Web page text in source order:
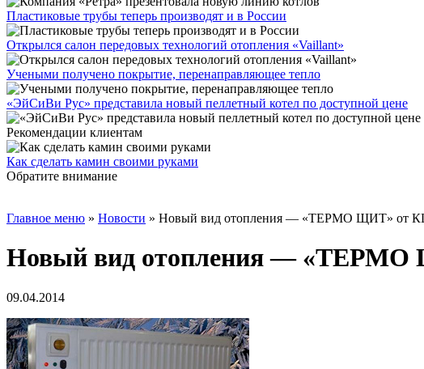
Пластиковые трубы теперь производят и в России
Открылся салон передовых технологий отопления «Vaillant»
Учеными получено покрытие, перенаправляющее тепло
«ЭйСиВи Рус» представила новый пеллетный котел по доступной цене
Рекомендации клиентам
Как сделать камин своими руками
Обратите внимание
Главное меню » Новости » Новый вид отопления — «ТЕРМО ЩИТ» от
Новый вид отопления —
09.04.2014